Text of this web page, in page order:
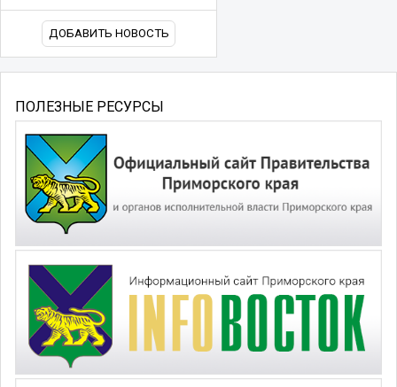
ДОБАВИТЬ НОВОСТЬ
ПОЛЕЗНЫЕ РЕСУРСЫ